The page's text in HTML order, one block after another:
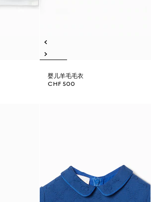
婴儿羊毛毛衣
CHF 500